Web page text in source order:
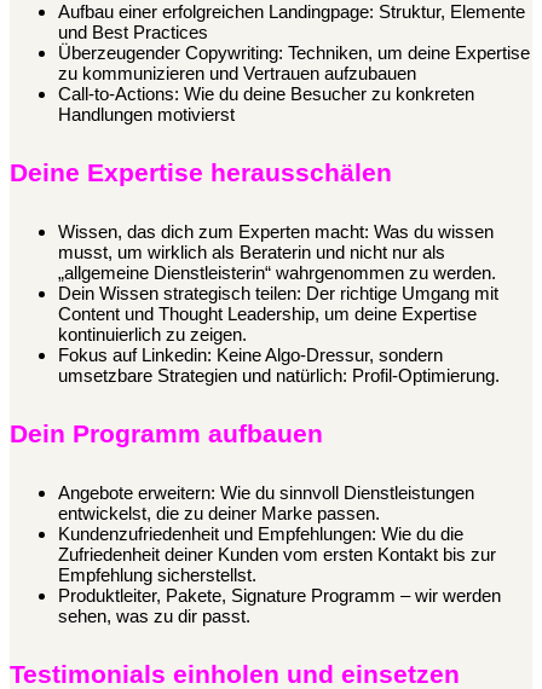
Aufbau einer erfolgreichen Landingpage: Struktur, Elemente
und Best Practices
Überzeugender Copywriting: Techniken, um deine Expertise
zu kommunizieren und Vertrauen aufzubauen
Call-to-Actions: Wie du deine Besucher zu konkreten
Handlungen motivierst
Deine Expertise herausschälen
Wissen, das dich zum Experten macht: Was du wissen
musst, um wirklich als Beraterin und nicht nur als
„allgemeine Dienstleisterin“ wahrgenommen zu werden.
Dein Wissen strategisch teilen: Der richtige Umgang mit
Content und Thought Leadership, um deine Expertise
kontinuierlich zu zeigen.
Fokus auf Linkedin: Keine Algo-Dressur, sondern
umsetzbare Strategien und natürlich: Profil-Optimierung.
Dein Programm aufbauen
Angebote erweitern: Wie du sinnvoll Dienstleistungen
entwickelst, die zu deiner Marke passen.
Kundenzufriedenheit und Empfehlungen: Wie du die
Zufriedenheit deiner Kunden vom ersten Kontakt bis zur
Empfehlung sicherstellst.
Produktleiter, Pakete, Signature Programm – wir werden
sehen, was zu dir passt.
Testimonials einholen und einsetzen